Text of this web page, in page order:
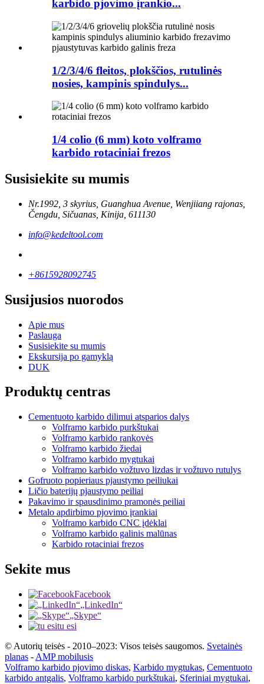
karbido pjovimo įrankio...
1/2/3/4/6 fleitos, plokščios, rutulinės
nosies, kampinis spindulys...
1/4 colio (6 mm) koto volframo
karbido rotaciniai frezos
Susisiekite su mumis
Nr.1992, 3 skyrius, Guanghua Avenue, Wenjiiang rajonas,
Čengdu, Sičuanas, Kinija, 611130
info@kedeltool.com
+8615928092745
Susijusios nuorodos
Apie mus
Paslauga
Susisiekite su mumis
Ekskursija po gamyklą
DUK
Produktų centras
Cementuoto karbido dilimui atsparios dalys
Volframo karbido purkštukai
Volframo karbido rankovės
Volframo karbido žiedai
Volframo karbido mygtukai
Volframo karbido vožtuvo lizdas ir vožtuvo rutulys
Gofruoto popieriaus pjaustymo peiliukai
Ličio baterijų pjaustymo peiliai
Pakavimo ir spausdinimo pramonės peiliai
Metalo apdirbimo pjovimo įrankiai
Volframo karbido CNC įdėklai
Volframo karbido galinis malūnas
Karbido rotaciniai frezos
Sekite mus
Facebook
„LinkedIn“
„Skype“
tu esi
© Autorių teisės - 2010–2023: Visos teisės saugomos. Svetainės
planas - AMP mobilusis
Volframo karbido pjovimo diskas, Karbido mygtukas, Cementuoto
karbido antgalis, Volframo karbido purkštukai, Sferiniai mygtukai,